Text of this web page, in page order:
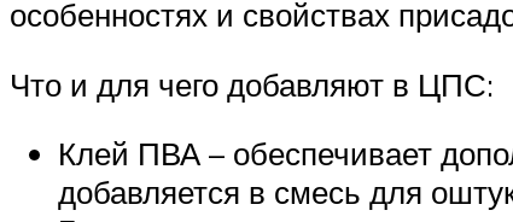
особенностях и свойствах
Что и для чего добавляют в ЦПС:
Клей ПВА – обеспечивает
добавляется в смесь для